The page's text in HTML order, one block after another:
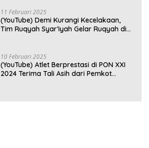
11 Februari 2025
(YouTube) Demi Kurangi Kecelakaan,
Tim Ruqyah Syar’iyah Gelar Ruqyah di
10 Februari 2025
(YouTube) Atlet Berprestasi di PON XXI
2024 Terima Tali Asih dari Pemkot